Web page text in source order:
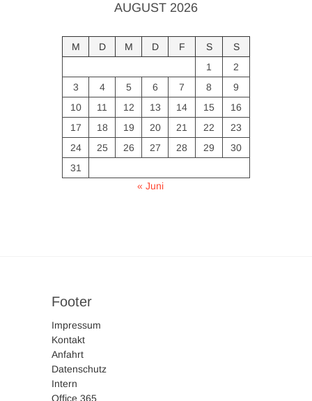
AUGUST 2026
M D M D F S
S
1
2
3
4 5 6 7 8
9
10
11 12 13 14 15
16
17
18 19 20 21 22
23
24
25 26 27 28 29
30
31
« Juni
Footer
Impressum
Kontakt
Anfahrt
Datenschutz
Intern
Office 365